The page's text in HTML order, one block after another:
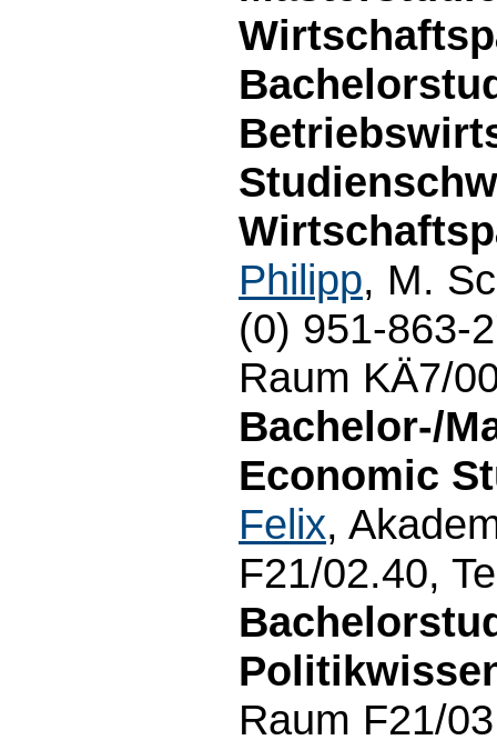
Philipp, M.
(0) 951-863-
Raum KÄ7/
Bachelor-/
Economic
Felix,
F21/02.40,
Raum F21/